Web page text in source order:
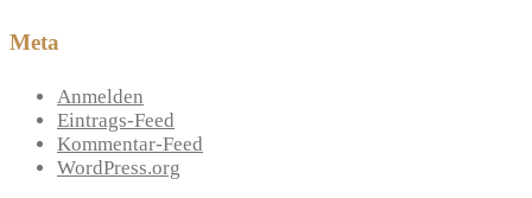
Meta
Anmelden
Eintrags-Feed
Kommentar-Feed
WordPress.org